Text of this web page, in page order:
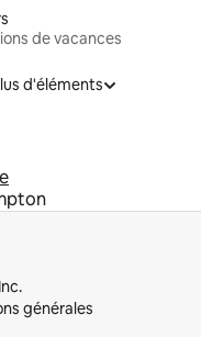
de vacances
d'éléments
générales